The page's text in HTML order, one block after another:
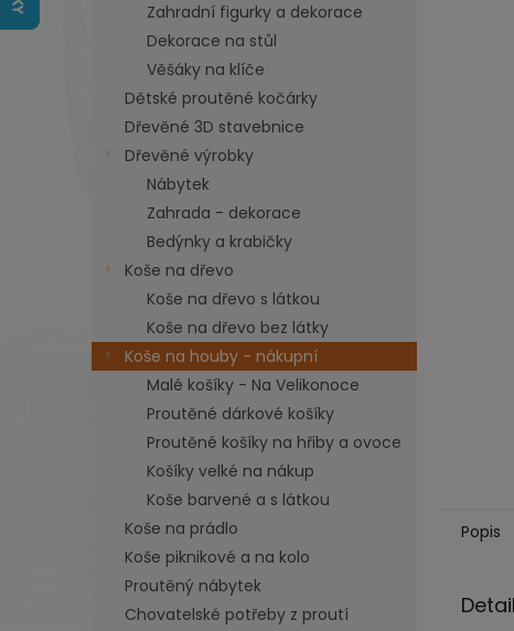
Zahradní figurky a dekorace
Dekorace na stůl
Věšáky na klíče
Dětské proutěné kočárky
Dřevěné 3D stavebnice
Dřevěné výrobky
Nábytek
Zahrada - dekorace
Bedýnky a krabičky
Koše na dřevo
Koše na dřevo s látkou
Koše na dřevo bez látky
Koše na houby - nákupní
Malé košíky - Na Velikonoce
Proutěné dárkové košíky
Proutěné košíky na hřiby a ovoce
Košíky velké na nákup
Koše barvené a s látkou
Koše na prádlo
Koše piknikové a na kolo
Proutěný nábytek
Chovatelské potřeby z proutí
Popis